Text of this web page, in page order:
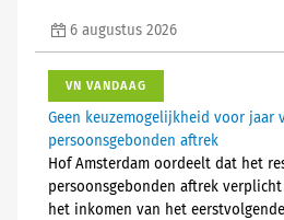
6 augustus 2026
VN VANDAAG
Geen keuzemogelijkheid voor jaar
persoonsgebonden aftrek
Hof Amsterdam oordeelt dat het
persoonsgebonden aftrek
het inkomen van het